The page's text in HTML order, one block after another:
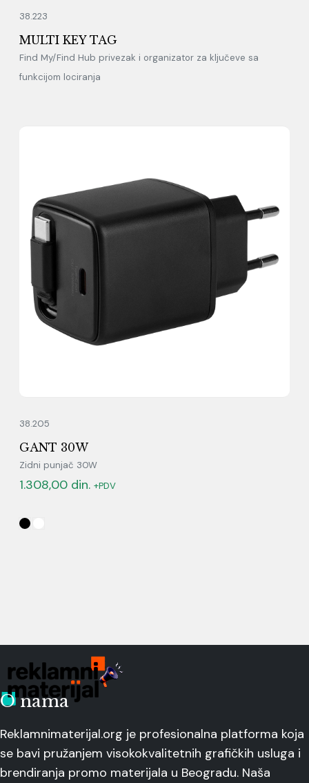
38.223
MULTI KEY TAG
Find My/Find Hub privezak i organizator za ključeve sa
funkcijom lociranja
38.205
GANT 30W
Zidni punjač 30W
1.308,00 din. +PDV
O nama
Reklamnimaterijal.org je profesionalna platforma koja
se bavi pružanjem visokokvalitetnih grafičkih usluga i
brendiranja promo materijala u Beogradu. Naša